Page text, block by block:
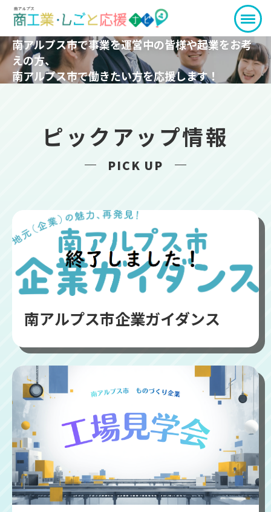
南アルプス市で事業を運営中の皆様や起業をお考
えの方、
南アルプス市で働きたい方を応援します！
ピックアップ情報
PICK UP
南アルプス市企業ガイダンス